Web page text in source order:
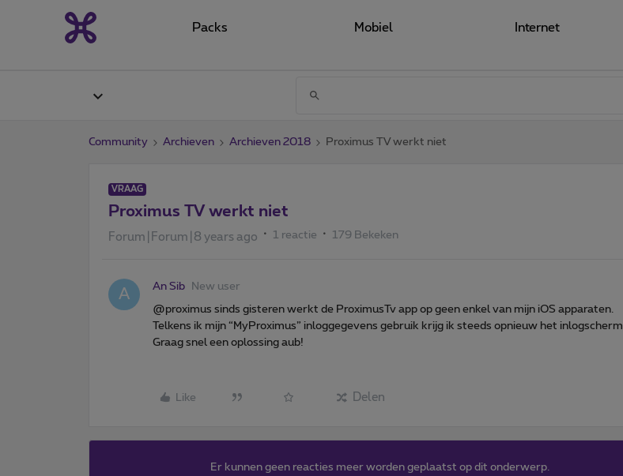
Packs Mobiel Internet
Community Archieven Archieven 2018 Proximus TV werkt niet
VRAAG
Proximus TV werkt niet
Forum|Forum|8 years ago 1 reactie 179 Bekeken
A An Sib New user
@proximus sinds gisteren werkt de ProximusTv app op geen enkel van mijn iOS apparaten.
Telkens ik mijn “MyProximus” inloggegevens gebruik krijg ik steeds opnieuw het inlogscherm.
Graag snel een oplossing aub!
Like Delen
Er kunnen geen reacties meer worden geplaatst op dit onderwerp.